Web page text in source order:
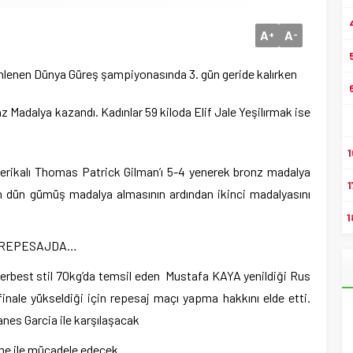
A+ A-
Dünya Güreş şampiyonasında 3. gün geride kalırken
Madalya kazandı. Kadınlar 59 kiloda Elif Jale Yeşilırmak ise
Thomas Patrick Gilman’ı 5-4 yenerek bronz madalya
gümüş madalya almasının ardından ikinci madalyasını
stil 70kg’da temsil eden Mustafa KAYA yenildiği Rus
yükseldiği için repesaj maçı yapma hakkını elde etti.
Garcia ile karşılaşacak
ile mücadele edecek.